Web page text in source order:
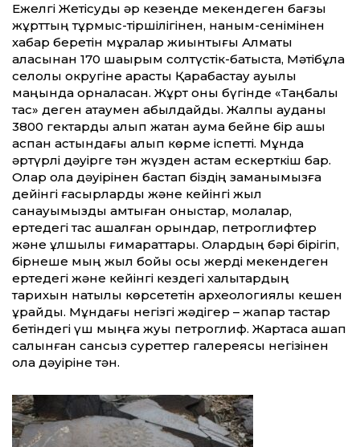
Ежелгі Жетісуды әр кезеңде мекендеген бағзы
жұрттың тұрмыс-тіршілігінен, наным-сенімінен
хабар беретін мұралар жиынтығы Алматы
қаласынан 170 шақырым солтүстік-батыста, Мәтібұлақ
селолық округіне қарасты Қарабастау ауылы
маңында орналасқан. Жұрт оны бүгінде «Таңбалы
тас» деген атаумен қабылдайды. Жалпы ауданы
3800 гектарды алып жатқан аумақ бейне бір ашық
аспан астындағы алып көрме іспетті. Мұнда
әртүрлі дәуірге тән жүзден астам ескерткіш бар.
Олар қола дәуірінен бастап біздің заманымызға
дейінгі ғасырларды және кейінгі жыл
санауымызды қамтыған қоныстар, молалар,
ертедегі тас қашалған орындар, петроглифтер
және құлшылық ғимараттары. Олардың бәрі бірігіп,
бірнеше мың жыл бойы осы жерді мекендеген
ертедегі және кейінгі кездегі халықтардың
тарихын нақтылы көрсететін археологиялық кешен
құрайды. Мұндағы негізгі жәдігер – жақпар тастар
бетіндегі үш мыңға жуық петроглиф. Жартасқа қашап
салынған сансыз суреттер галереясы негізінен
қола дәуіріне тән.